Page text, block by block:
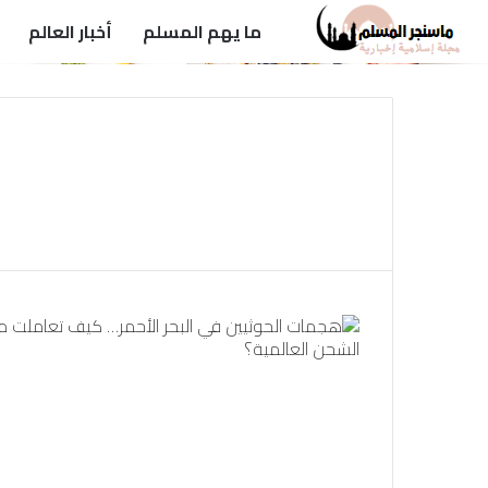
ما يهم المسلم أخبار العالم